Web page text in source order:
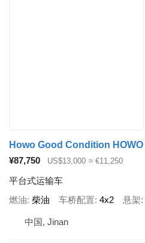
¥87,750 US$13,000 ≈ €11,250
平台式运输车
燃油 柴油 车桥配置 4x2 悬架
中国, Jinan